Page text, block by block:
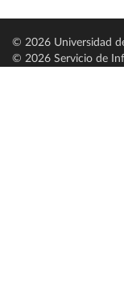
© 2026 Universidad
© 2026 Servicio de